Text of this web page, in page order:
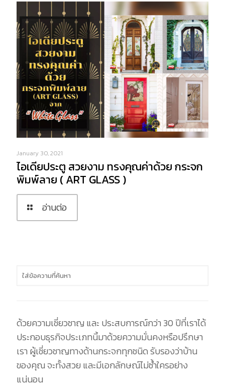
January 30, 2021
ไอเดียประตู สวยงาม ทรงคุณค่าด้วย กระจก
พิมพ์ลาย ( ART GLASS )
อ่านต่อ
ด้วยความเชี่ยวชาญ และ ประสบการณ์กว่า 30 ปีที่เราได้
ประกอบธุรกิจประเภทนี้มาด้วยความมั่นคงหรือปรึกษา
เรา ผู้เชี่ยวชาญทางด้านกระจกทุกชนิด รับรองว่าบ้าน
ของคุณ จะทั้งสวย และมีเอกลักษณ์ไม่ซ้ำใครอย่าง
แน่นอน